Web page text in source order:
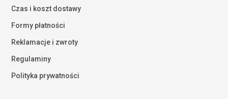
Czas i koszt dostawy
Formy płatności
Reklamacje i zwroty
Regulaminy
Polityka prywatności